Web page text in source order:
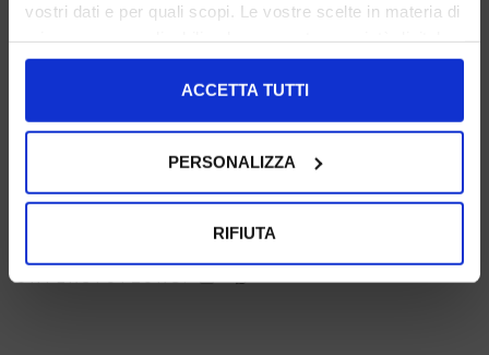
vostri dati e per quali scopi. Le vostre scelte in materia di
in cui avete effettuato le vostre scelte. È possibile
modificare o revocare il proprio consenso in qualsiasi
momento dalla Dichiarazione sui cookie o facendo clic
Con il tuo consenso, vorremmo anche:
raccogliere informazioni sulla tua posizione
ACCETTA TUTTI
PERSONALIZZA
RIFIUTA
UNTERSTÜTZUNG: